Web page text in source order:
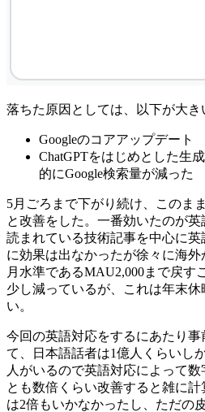
落ちた原因としては、以下が大き
Googleのコアアップデート
ChatGPTをはじめとした生
的にGoogle検索量が減った
5月ごろまで下がり続け、このま
と改善をした。一番効いたのが英
読まれている技術記事を中心に
に効果は出なかったが徐々に海
月水準であるMAU2,000まで戻す
少し減っているが、これは年末
い。
今回の英語対応をするにあたり
て、日本語話者は1億人くらいし
人がいるので英語対応によって
とも数倍くらい改善すると雑に
は2倍もいかなかったし、ただの